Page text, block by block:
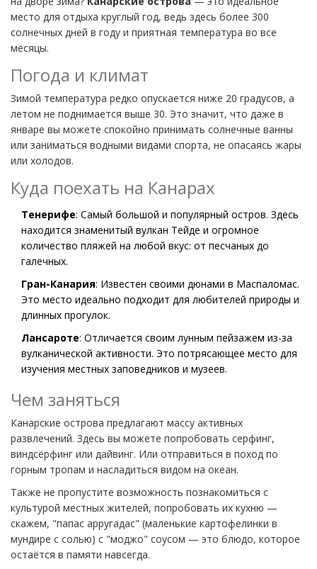
место для отдыха круглый год, ведь здесь более 300
солнечных дней в году и приятная температура во все
месяцы.
Погода и климат
Зимой температура редко опускается ниже 20 градусов, а
летом не поднимается выше 30. Это значит, что даже в
январе вы можете спокойно принимать солнечные ванны
или заниматься водными видами спорта, не опасаясь жары
или холодов.
Куда поехать на Канарах
Тенерифе: Самый большой и популярный остров. Здесь
находится знаменитый вулкан Тейде и огромное
количество пляжей на любой вкус: от песчаных до
галечных.
Гран-Канария: Известен своими дюнами в Маспаломас.
Это место идеально подходит для любителей природы и
длинных прогулок.
Лансароте: Отличается своим лунным пейзажем из-за
вулканической активности. Это потрясающее место для
изучения местных заповедников и музеев.
Чем заняться
Канарские острова предлагают массу активных
развлечений. Здесь вы можете попробовать серфинг,
виндсёрфинг или дайвинг. Или отправиться в поход по
горным тропам и насладиться видом на океан.
Также не пропустите возможность познакомиться с
культурой местных жителей, попробовать их кухню —
скажем, "папас арругадас" (маленькие картофелинки в
мундире с солью) с "моджо" соусом — это блюдо, которое
остаётся в памяти навсегда.